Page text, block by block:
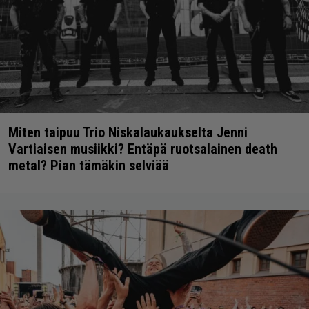
Miten taipuu Trio Niskalaukaukselta Jenni
Vartiaisen musiikki? Entäpä ruotsalainen death
metal? Pian tämäkin selviää